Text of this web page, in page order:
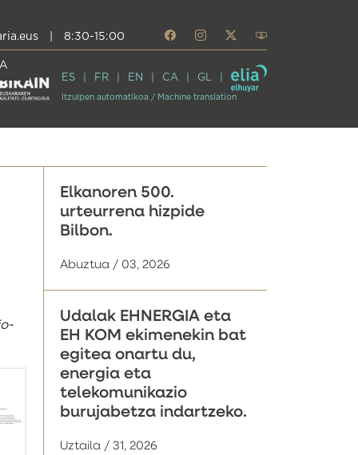
8:30-15:00
ES FR EN CA GL
Itzulpen automatikoa / Machine translation
Elkanoren 500.
urteurrena hizpide
Bilbon.
Abuztua / 03, 2026
Udalak EHNERGIA eta
EH KOM ekimenekin bat
egitea onartu du,
energia eta
telekomunikazio
burujabetza indartzeko.
Uztaila / 31, 2026